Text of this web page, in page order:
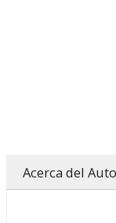
Acerca del